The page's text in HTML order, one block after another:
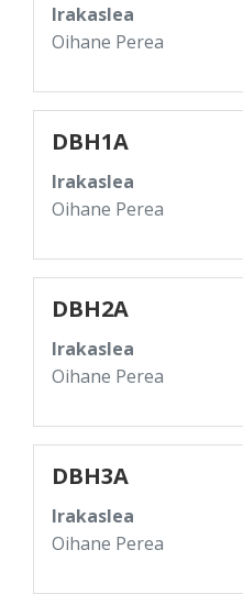
Irakaslea
Oihane Perea
DBH1A
Irakaslea
Oihane Perea
DBH2A
Irakaslea
Oihane Perea
DBH3A
Irakaslea
Oihane Perea